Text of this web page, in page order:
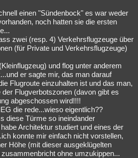
einen "Sündenbock" es war weder
noch hatten sie die ersten
zwei (resp. 4) Verkehrsflugzeuge über
(für Private und Verkehrsflugzeuge)
und flog unter anderem
er sagte mir, das man darauf
Flugroute einzuhalten ist und das man,
Flugverbotszonen (davon gibt es
abgeschossen wird!!!!
die rede...wieso eigentlich??
diese Türme so ineindander
Architektur studiert und eines der
konnte mir einfach nicht vorstellen,
Höhe (mit dieser ausgeklügelten
ohne umzukippen...